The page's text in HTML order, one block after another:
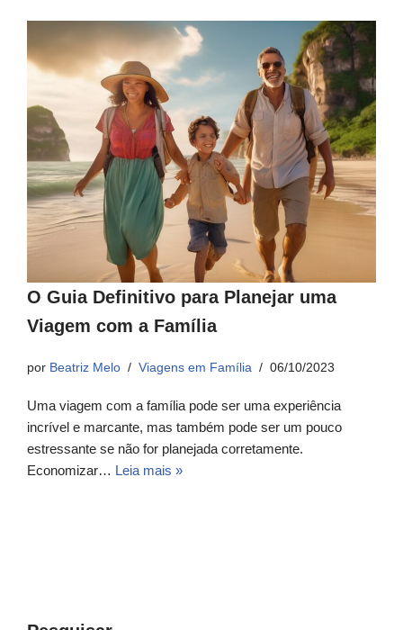
O Guia Definitivo para Planejar uma
Viagem com a Família
por Beatriz Melo Viagens em Família 06/10/2023
Uma viagem com a família pode ser uma experiência
incrível e marcante, mas também pode ser um pouco
estressante se não for planejada corretamente.
Economizar… Leia mais »